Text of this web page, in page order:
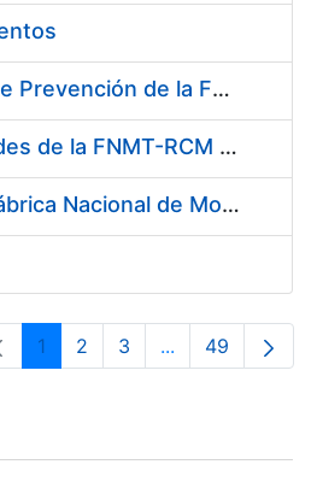
Servicio de Calibración y Verificación Externa de los Equipos de Medición del Servicio de Prevención de la FNMT-RCM
Conexión mediante Fibra Óptica de los Centros de Proceso de Datos (CPDs) de las sedes de la FNMT-RCM de Burgos y Madrid
Contratación de acuerdo marco para el Suministro de Material de Electricidad para la Fábrica Nacional de Moneda y Timbre-Real Casa de la Moneda en su centro de trabajo de Burgos
Orrialdea
1 Orrialdea
2 Orrialdea
3 ...Intermediate
Orrialdea
49